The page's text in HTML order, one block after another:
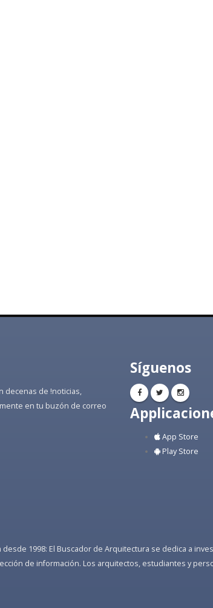
decenas de !noticias,
en tu buzón de correo
Síguenos
App Store
Play Store
1998: El Buscador de Arquitectura se dedica a
de información. Los arquitectos, estudiantes y